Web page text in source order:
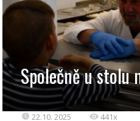
Společně u stolu
22.10. 2025 441x